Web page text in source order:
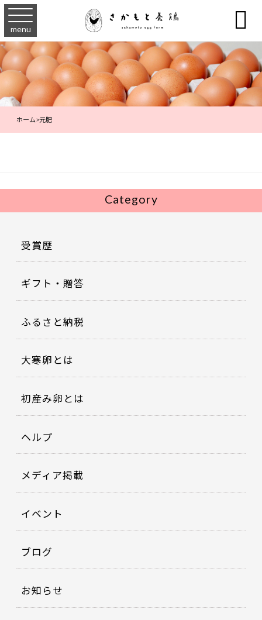
menu 
ホーム>元肥
Category
受賞歴
ギフト・贈答
ふるさと納税
大寒卵とは
初産み卵とは
ヘルプ
メディア掲載
イベント
ブログ
お知らせ